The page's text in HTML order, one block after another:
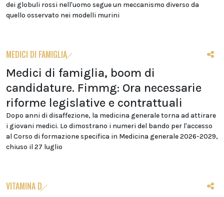
dei globuli rossi nell'uomo segue un meccanismo diverso da
quello osservato nei modelli murini
MEDICI DI FAMIGLIA
Medici di famiglia, boom di
candidature. Fimmg: Ora necessarie
riforme legislative e contrattuali
Dopo anni di disaffezione, la medicina generale torna ad attirare
i giovani medici. Lo dimostrano i numeri del bando per l'accesso
al Corso di formazione specifica in Medicina generale 2026-2029,
chiuso il 27 luglio
VITAMINA D